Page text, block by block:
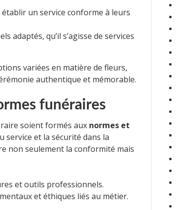
un service conforme à leurs
adaptés, qu’il s’agisse de services
variées en matière de fleurs,
authentique et mémorable.
funéraires
soient formés aux normes et
service et la sécurité dans la
non seulement la conformité mais
et outils professionnels.
et éthiques liés au métier.